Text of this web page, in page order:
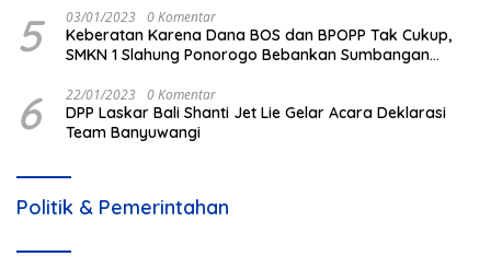
5 03/01/2023 0 Komentar
Keberatan Karena Dana BOS dan BPOPP Tak Cukup,
SMKN 1 Slahung Ponorogo Bebankan Sumbangan
6 22/01/2023 0 Komentar
DPP Laskar Bali Shanti Jet Lie Gelar Acara Deklarasi
Team Banyuwangi
Politik & Pemerintahan